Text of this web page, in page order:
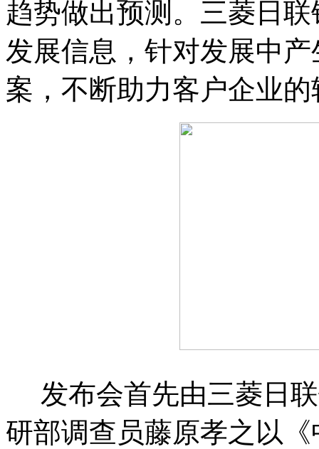
趋势做出预测。三菱日
发展信息，针对发展中
案，不断助力客户企业
发布会首先由三菱日
研部调查员藤原孝之以